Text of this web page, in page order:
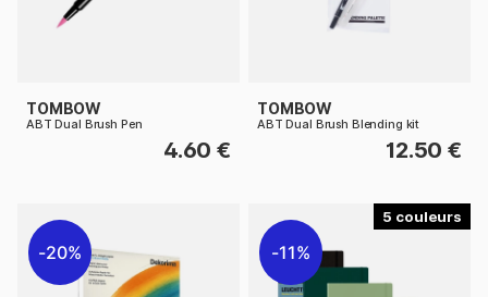
TOMBOW
ABT Dual Brush Pen
4.60 €
TOMBOW
ABT Dual Brush Blending kit
12.50 €
20%
5
11%